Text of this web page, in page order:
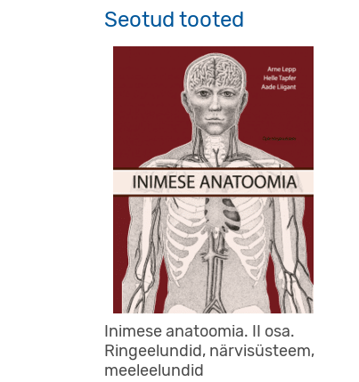
Seotud tooted
Inimese anatoomia. II osa.
Ringeelundid, närvisüsteem,
meeleelundid